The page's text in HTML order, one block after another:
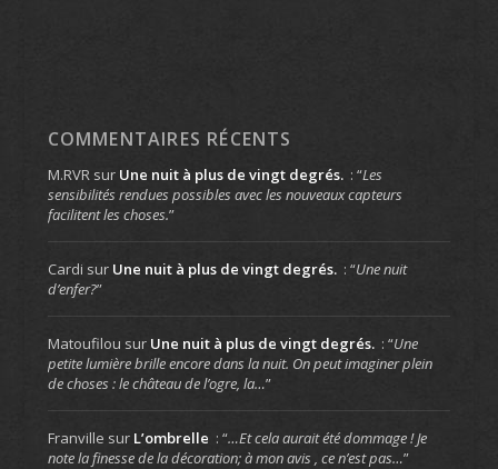
COMMENTAIRES RÉCENTS
M.RVRsur Une nuit à plus de vingt degrés. : “Les
sensibilités rendues possibles avec les nouveaux capteurs
facilitent les choses.”
Cardi sur Une nuit à plus de vingt degrés. : “Une nuit
d’enfer?”
Matoufilou sur Une nuit à plus de vingt degrés. : “Une
petite lumière brille encore dans la nuit. On peut imaginer plein
de choses : le château de l’ogre, la…”
Franville sur L’ombrelle : “…Et cela aurait été dommage ! Je
note la finesse de la décoration; à mon avis , ce n’est pas…”